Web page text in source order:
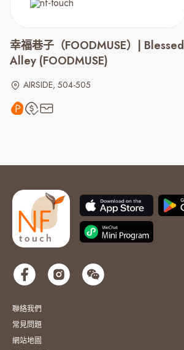
幸福巷子（FOODMUSE）| Blessed
Alley (FOODMUSE)
AIRSIDE, 504-505
聯絡我們
常見問題
網站地圖